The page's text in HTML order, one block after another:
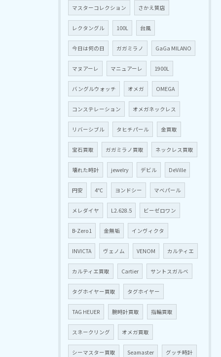
マスターコレクション さかえ質店
レクタングル 100L 台風
今日は何の日 ガガミラノ GaGa MILANO
マヌアーレ マニュアーレ 1900L
バングルウォッチ オメガ OMEGA
コンステレーション オメガネックレス
リバーシブル タヒチパール 金買取
宝石買取 ガガミラノ買取 ネックレス買取
壊れた時計 jewelry デビル DeVille
円安 4℃ ヨンドシー マベパール
メレダイヤ L2.628.5 ビーゼロワン
B-Zero1 金無垢 インヴィクタ
INVICTA ヴェノム VENOM カルティエ
カルティエ買取 Cartier サントスガルベ
タグホイヤー買取 タグホイヤー
TAG HEUER 腕時計買取 指輪買取
スネークリング オメガ買取
シーマスター買取 Seamaster グッチ時計